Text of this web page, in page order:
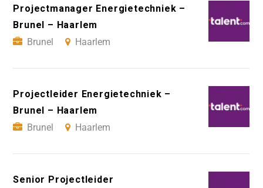
Projectmanager Energietechniek –
Brunel – Haarlem
Brunel
Haarlem
Projectleider Energietechniek –
Brunel – Haarlem
Brunel
Haarlem
Senior Projectleider